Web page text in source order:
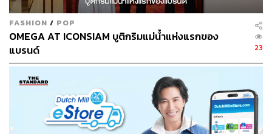
โดยศูนย์สุขภาพแห่งนี้จะเน้นย้ำแนวคิดที่ว่า Healthy First ซึ่ง
หมายถึงความสำเร็จในทุกด้านของชีวิตจะต้องเริ่มต้นจาก
การมีสุขภาพดีเสียก่อน ทั้งนี้ คณะแพทยศาสตร์ศิริราช
พยาบาล มีเป้าหมายที่จะเป็นต้นแบบในการปลุกกระแสคน
ไทยให้หันมาดูแลสุขภาพตนเองทั้งกายและใจให้แข็งแรง
ก่อนเกิดการเจ็บป่วย เพื่อสามารถใช้ชีวิตได้เต็มศักยภาพ โดย
ทีมบุคลากรทางการแพทย์ของคณะแพทยศาสตร์ศิริราช
พยาบาลทำหน้าที่เป็น ‘โค้ชสุขภาพ’ หรือ Health Coach ด้วย
นวัตกรรมและเทคโนโลยีที่ได้รับการรับรองตามมาตรฐาน
FASHION / POP
OMEGA AT ICONSIAM บูติกริมแม่น้ำแห่งแรกของ
แบรนด์
23